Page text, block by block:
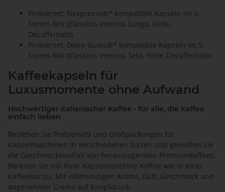
Probierset: Nespresso®* kompatible Kapseln im 5-
Sorten-Mix (Classico, Intenso, Lungo, Forte,
Decaffeinato)
Probierset: Dolce Gusto®* kompatible Kapseln im 5-
Sorten-Mix (Classico, Intenso, Seta, Forte, Decaffeinato)
Kaffeekapseln für
Luxusmomente ohne Aufwand
Hochwertiger italienischer Kaffee - für alle, die Kaffee
einfach lieben
Beziehen Sie Probiersets und Großpackungen für
Kapselmaschinen in verschiedenen Sorten und genießen Sie
die Geschmacksvielfalt von herausragenden Premiumkaffees.
Bereiten Sie mit Ihrer Kapselmaschine Kaffee wie in einer
Kaffeebar zu: Mit vollmundigen Aroma, Duft, Geschmack und
angenehmer Crema auf Knopfdruck.